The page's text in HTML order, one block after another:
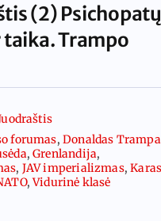
(2) Psichopatų
taika. Trampo
forumas, Donaldas
,Grenlandija,
, JAV imperializmas,Karas
,Vidurinė klasė